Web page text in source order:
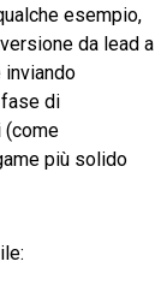
esempio,
da lead a
di
(come
più solido